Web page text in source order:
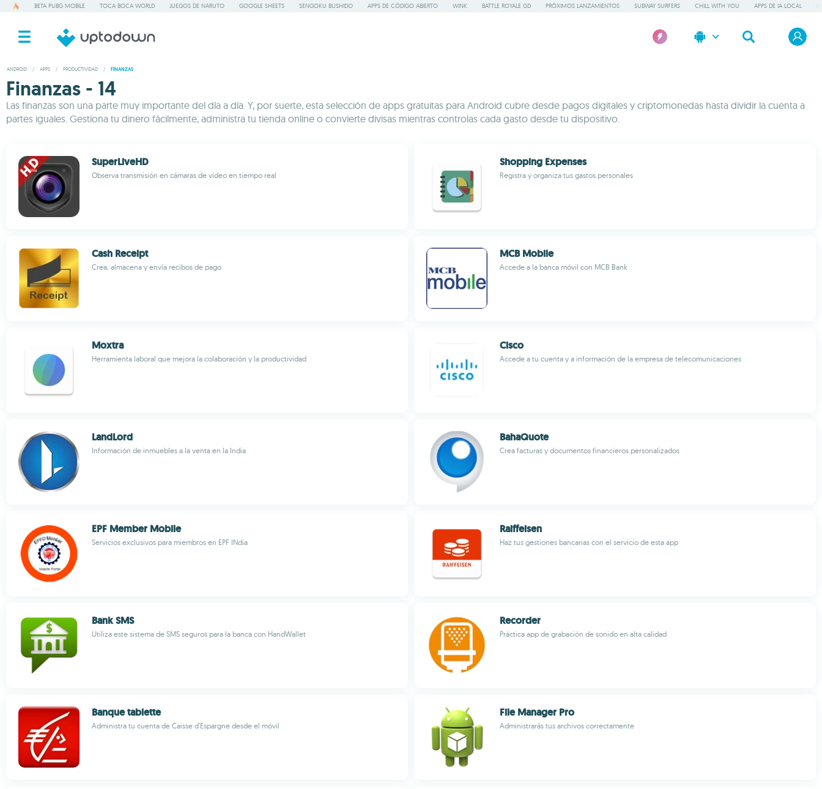
BETA PUBG MOBILE TOCA BOCA WORLD JUEGOS DE NARUTO GOOGLE SHEETS SENGOKU BUSHIDO APPS DE CÓDIGO ABIERTO WINK BATTLE ROYALE GD PRÓXIMOS LANZAMIENTOS SUBWAY SURFERS CHILL WITH YOU APPS DE IA LOCAL
ANDROID / APPS / PRODUCTIVIDAD / FINANZAS
Finanzas - 14
Las finanzas son una parte muy importante del día a día. Y, por suerte, esta selección de apps gratuitas para Android cubre desde pagos digitales y criptomonedas hasta dividir la cuenta a
partes iguales. Gestiona tu dinero fácilmente, administra tu tienda online o convierte divisas mientras controlas cada gasto desde tu dispositivo.
SuperLiveHD
Observa transmisión en cámaras de vídeo en tiempo real
Shopping Expenses
Registra y organiza tus gastos personales
Cash Receipt
Crea, almacena y envía recibos de pago
MCB Mobile
Accede a la banca móvil con MCB Bank
Moxtra
Herramienta laboral que mejora la colaboración y la productividad
Cisco
Accede a tu cuenta y a información de la empresa de telecomunicaciones
LandLord
Información de inmuebles a la venta en la India
BahaQuote
Crea facturas y documentos financieros personalizados
EPF Member Mobile
Servicios exclusivos para miembros en EPF INdia
Raiffeisen
Haz tus gestiones bancarias con el servicio de esta app
Bank SMS
Utiliza este sistema de SMS seguros para la banca con HandWallet
Recorder
Práctica app de grabación de sonido en alta calidad
Banque tablette
Administra tu cuenta de Caisse d'Espargne desde el móvil
File Manager Pro
Administrarás tus archivos correctamente